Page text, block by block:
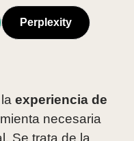
Perplexity
experiencia de
necesaria
Se trata de la